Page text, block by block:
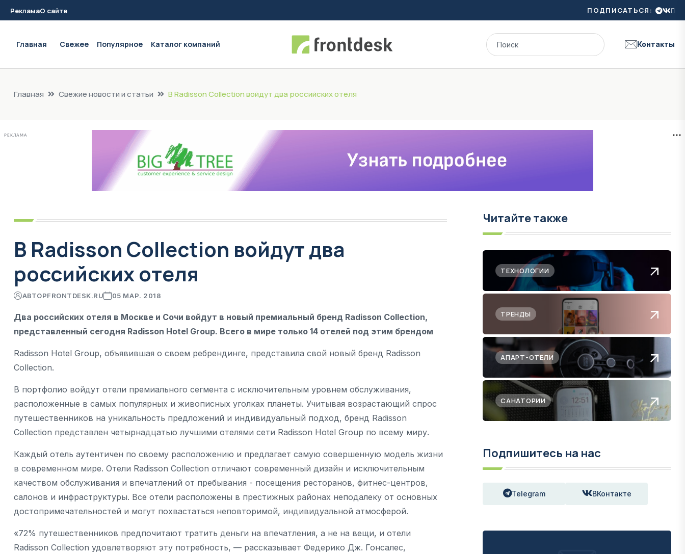
РекламаО сайте ПОДПИСАТЬСЯ:
Главная Свежее Популярное Каталог компаний Контакты
Главная Свежие новости и статьи В Radisson Collection войдут два российских отеля
РЕКЛАМА
В Radisson Collection войдут два
российских отеля
АВТОРFRONTDESK.RU 05 МАР. 2018
Два российских отеля в Москве и Сочи войдут в новый премиальный бренд Radisson Collection,
представленный сегодня Radisson Hotel Group. Всего в мире только 14 отелей под этим брендом
Radisson Hotel Group, объявившая о своем ребрендинге, представила свой новый бренд Radisson
Collection.
В портфолио войдут отели премиального сегмента с исключительным уровнем обслуживания,
расположенные в самых популярных и живописных уголках планеты. Учитывая возрастающий спрос
путешественников на уникальность предложений и индивидуальный подход, бренд Radisson
Collection представлен четырнадцатью лучшими отелями сети Radisson Hotel Group по всему миру.
Каждый отель аутентичен по своему расположению и предлагает самую совершенную модель жизни
в современном мире. Отели Radisson Collection отличают современный дизайн и исключительным
качеством обслуживания и впечатлений от пребывания - посещения ресторанов, фитнес-центров,
салонов и инфраструктуры. Все отели расположены в престижных районах неподалеку от основных
достопримечательностей и могут похвастаться неповторимой, индивидуальной атмосферой.
«72% путешественников предпочитают тратить деньги на впечатления, а не на вещи, и отели
Radisson Collection удовлетворяют эту потребность, — рассказывает Федерико Дж. Гонсалес,
Читайте также
ТЕХНОЛОГИИ
ТРЕНДЫ
АПАРТ-ОТЕЛИ
САНАТОРИИ
Подпишитесь на нас
Telegram ВКонтакте